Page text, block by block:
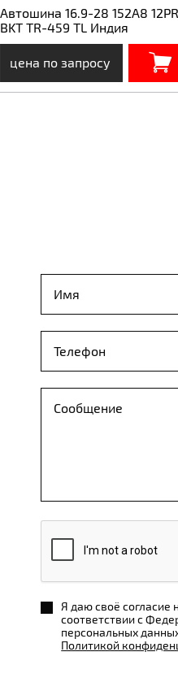
Автошина 16.9-28 152А8 12PR
BKT TR-459 TL Индия
цена по запросу
Я даю своё согласие
соответствии с
персональных
Политикой